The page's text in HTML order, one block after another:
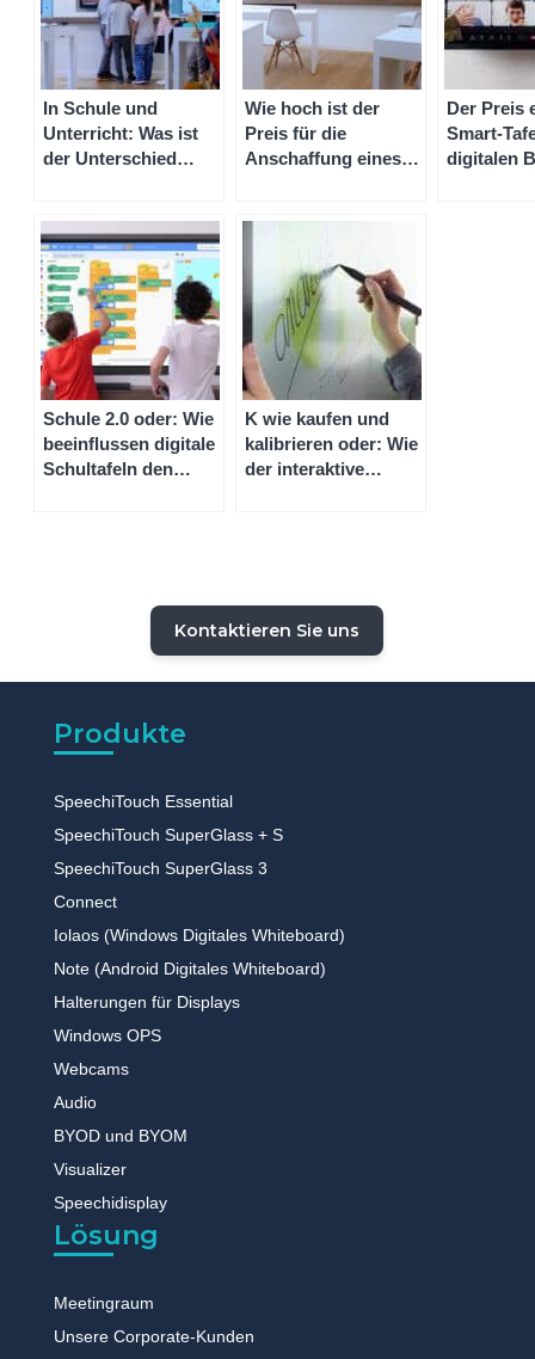
In Schule und
Unterricht: Was ist
der Unterschied
und einem digitalen
schwarzen Brett
Wie hoch ist der
Preis für die
Anschaffung eines
Der Preis
Smart-
digitalen
Schule 2.0 oder: Wie
beeinflussen digitale
Schultafeln den
K wie kaufen und
kalibrieren oder: Wie
der interaktive
Kontaktieren Sie uns
Produkte
SpeechiTouch Essential
SpeechiTouch SuperGlass + S
SpeechiTouch SuperGlass 3
Connect
Iolaos (Windows Digitales Whiteboard)
Note (Android Digitales Whiteboard)
Halterungen für Displays
Windows OPS
Webcams
Audio
BYOD und BYOM
Visualizer
Speechidisplay
Lösung
Meetingraum
Unsere Corporate-Kunden